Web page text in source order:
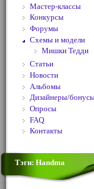
Мастер-классы
Конкурсы
Форумы
Схемы и модели
Мишки Тедди
Статьи
Новости
Альбомы
Дизайнеры/
Опросы
FAQ
Контакты
Тэги: Handma